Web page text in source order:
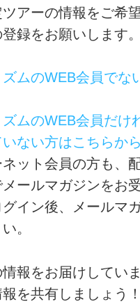
アーの情報をご希
録をお願いします。
ムのWEB会員でな
ムのWEB会員だけ
ない方はこちらから
ット会員の方も、
ールマガジンをお
イン後、メールマ
。
報をお届けしてい
を共有しましょう！